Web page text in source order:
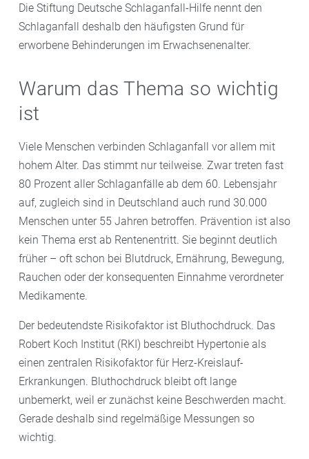
Die Stiftung Deutsche Schlaganfall-Hilfe nennt den
Schlaganfall deshalb den häufigsten Grund für
erworbene Behinderungen im Erwachsenenalter.
Warum das Thema so wichtig
ist
Viele Menschen verbinden Schlaganfall vor allem mit
hohem Alter. Das stimmt nur teilweise. Zwar treten fast
80 Prozent aller Schlaganfälle ab dem 60. Lebensjahr
auf, zugleich sind in Deutschland auch rund 30.000
Menschen unter 55 Jahren betroffen. Prävention ist also
kein Thema erst ab Rentenentritt. Sie beginnt deutlich
früher – oft schon bei Blutdruck, Ernährung, Bewegung,
Rauchen oder der konsequenten Einnahme verordneter
Medikamente.
Der bedeutendste Risikofaktor ist Bluthochdruck. Das
Robert Koch Institut (RKI) beschreibt Hypertonie als
einen zentralen Risikofaktor für Herz-Kreislauf-
Erkrankungen. Bluthochdruck bleibt oft lange
unbemerkt, weil er zunächst keine Beschwerden macht.
Gerade deshalb sind regelmäßige Messungen so
wichtig.